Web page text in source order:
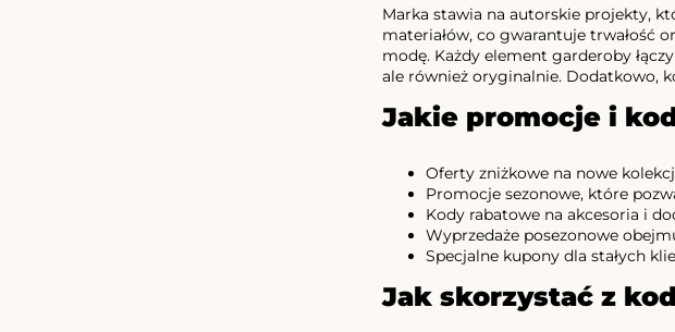
Marka stawia na autorskie projekty,
materiałów, co gwarantuje trwałość
modę. Każdy element garderoby
ale również oryginalnie. Dodatkowo,
Jakie promocje i
Oferty zniżkowe na nowe
Promocje sezonowe, które
Kody rabatowe na akcesoria i
Wyprzedaże posezonowe
Specjalne kupony dla stałych
Jak skorzystać z